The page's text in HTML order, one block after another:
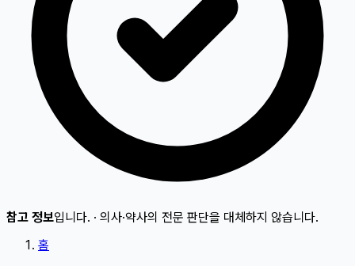
참고 정보입니다. · 의사·약사의 전문 판단을 대체하지 않습니다.
홈